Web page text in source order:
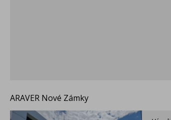
ARAVER Nové Zámky